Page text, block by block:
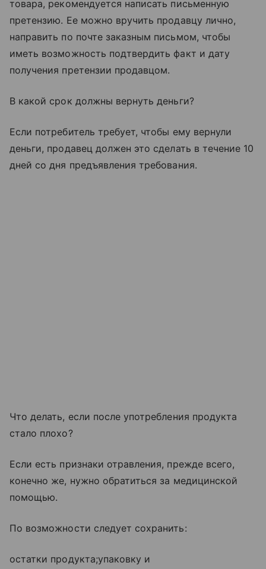
товара, рекомендуется написать письменную
претензию. Ее можно вручить продавцу лично,
направить по почте заказным письмом, чтобы
иметь возможность подтвердить факт и дату
получения претензии продавцом.
В какой срок должны вернуть деньги?
Если потребитель требует, чтобы ему вернули
деньги, продавец должен это сделать в течение 10
дней со дня предъявления требования.
Что делать, если после употребления продукта
стало плохо?
Если есть признаки отравления, прежде всего,
конечно же, нужно обратиться за медицинской
помощью.
По возможности следует сохранить:
остатки продукта;упаковку и